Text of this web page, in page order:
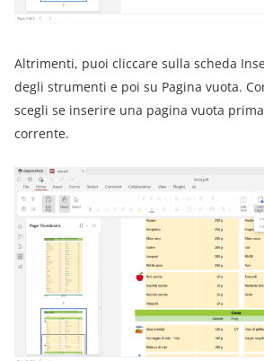
Altrimenti, puoi cliccare sulla scheda
degli strumenti e poi su Pagina vuota.
scegli se inserire una pagina vuota
corrente.